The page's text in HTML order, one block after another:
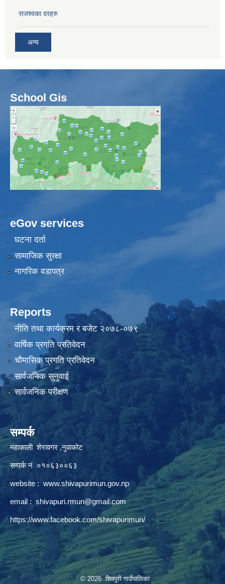
राजश्वका दरहरु
अन्य
School Gis
eGov services
घटना दर्ता
सामाजिक सुरक्षा
नागरिक वडापत्र
Reports
नीति तथा कार्यक्रम र बजेट २०७८-०७९
वार्षिक प्रगति प्रतिवेदन
चौमासिक प्रगति प्रतिवेदन
सार्वजनिक सुनुवाई
सार्वजनिक परीक्षण
सम्पर्क
महाकाली शेरावगर ,नुवाकोट
सम्पर्क नं ०१०६३००६३
website : www.shivapurimun.gov.np
email : shivapuri.rmun@gmail.com
https://www.facebook.com/shivapurimun/
© 2026 शिवपुरी गाउँपालिका